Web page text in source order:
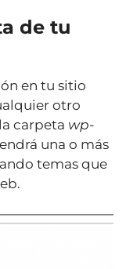
de tu
en tu sitio
otro
carpeta wp-
una o más
temas que